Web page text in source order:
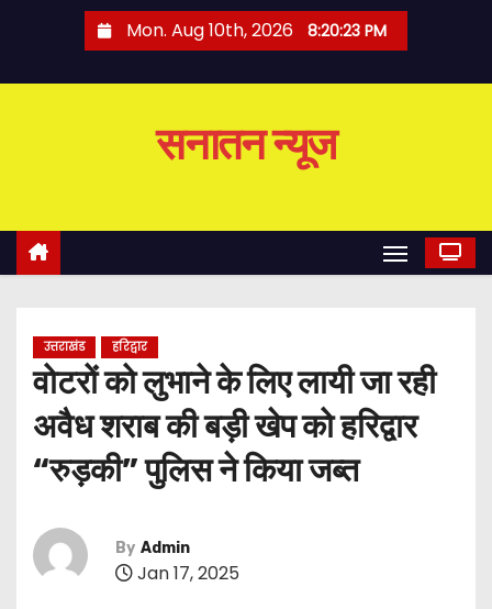
o
Mon. Aug 10th, 2026 8:20:24 PM
सनातन न्यूज
उत्तराखंड हरिद्वार
वोटरों को लुभाने के लिए लायी जा रही
अवैध शराब की बड़ी खेप को हरिद्वार
“रुड़की” पुलिस ने किया जब्त
By Admin
Jan 17, 2025